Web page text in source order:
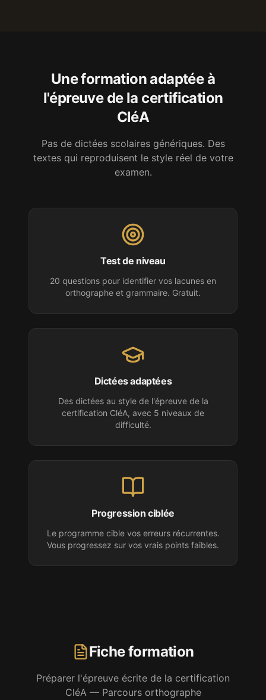
Une formation adaptée à
l'épreuve de la certification
CléA
Pas de dictées scolaires génériques. Des
textes qui reproduisent le style réel de votre
examen.
Test de niveau
20 questions pour identifier vos lacunes en
orthographe et grammaire. Gratuit.
Dictées adaptées
Des dictées au style de l'épreuve de la
certification CléA, avec 5 niveaux de
difficulté.
Progression ciblée
Le programme cible vos erreurs récurrentes.
Vous progressez sur vos vrais points faibles.
Fiche formation
Préparer l'épreuve écrite de la certification
CléA— Parcours orthographe